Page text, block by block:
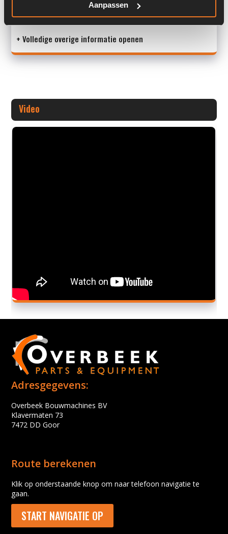
Aanpassen
+ Volledige overige informatie openen
Video
Adresgegevens:
Overbeek Bouwmachines BV
Klavermaten 73
7472 DD Goor
Route berekenen
Klik op onderstaande knop om naar telefoon navigatie te
gaan.
START NAVIGATIE OP